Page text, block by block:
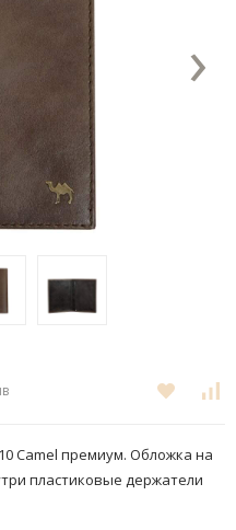
›
Camel премиум. Обложка на
пластиковые держатели